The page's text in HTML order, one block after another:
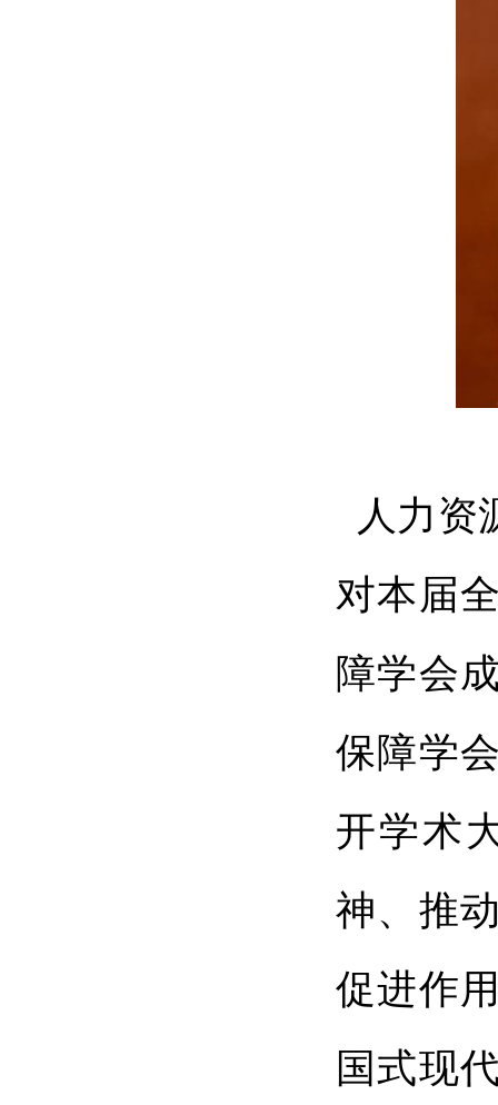
人力资
对本届
障学会
保障学
开学术
神、推
促进作
国式现